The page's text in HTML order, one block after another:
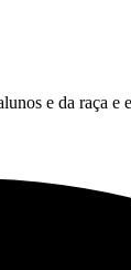
e da raça e